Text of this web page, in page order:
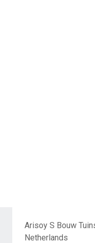
Arisoy S Bouw
Netherlands